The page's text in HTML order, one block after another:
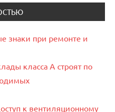
знаки при ремонте и
класса А строят по
к вентиляционному